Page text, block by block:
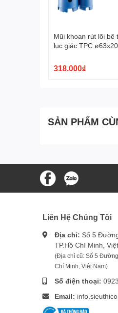
Mũi khoan rút lõi bê
lục giác TPC
318.000₫
SẢN PHẨM
Liên Hệ Chúng Tôi
Địa chỉ: Số 5
TP.Hồ Chí Minh,
(Địa chỉ cũ: Số 5 Đường
Chí Minh, Việt Nam)
Số điện thoại:
Email: